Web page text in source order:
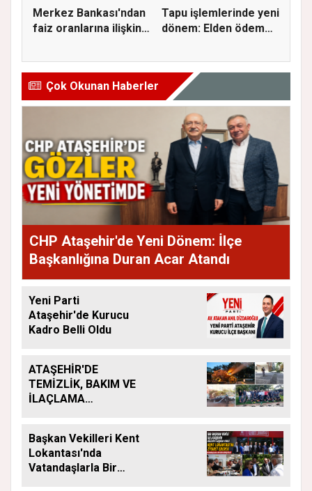
Merkez Bankası'ndan
faiz oranlarına ilişkin
Tapu işlemlerinde yeni
dönem: Elden ödeme
Çok Okunan Haberler
CHP Ataşehir'de Yeni Dönem: İlçe
Başkanlığına Duran Acar Atandı
Yeni Parti
Ataşehir'de Kurucu
Kadro Belli Oldu
ATAŞEHİR'DE
TEMİZLİK, BAKIM VE
İLAÇLAMA
Başkan Vekilleri Kent
Lokantası'nda
Vatandaşlarla Bir